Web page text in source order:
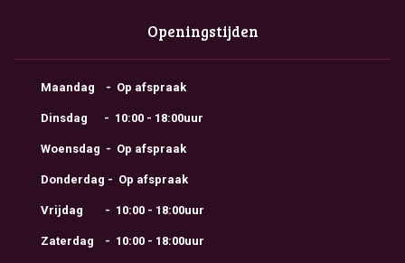
Openingstijden
Maandag - Op afspraak
Dinsdag - 10:00 - 18:00uur
Woensdag - Op afspraak
Donderdag - Op afspraak
Vrijdag - 10:00 - 18:00uur
Zaterdag - 10:00 - 18:00uur